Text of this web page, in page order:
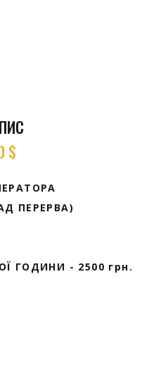
$
ПЕРЕРВА)
ГОДИНИ - 2500 грн.